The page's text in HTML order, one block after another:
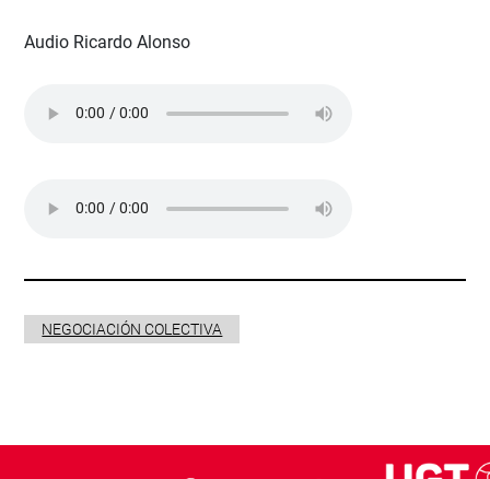
Audio Ricardo Alonso
NEGOCIACIÓN COLECTIVA